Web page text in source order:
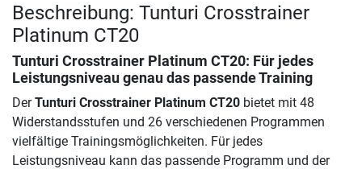
Beschreibung: Tunturi Crosstrainer
Platinum CT20
Tunturi Crosstrainer Platinum CT20: Für jedes
Leistungsniveau genau das passende Training
DerTunturi Crosstrainer Platinum CT20 bietet mit 48
Widerstandsstufen und 26 verschiedenen Programmen
vielfältige Trainingsmöglichkeiten. Für jedes
Leistungsniveau kann das passende Programm und der